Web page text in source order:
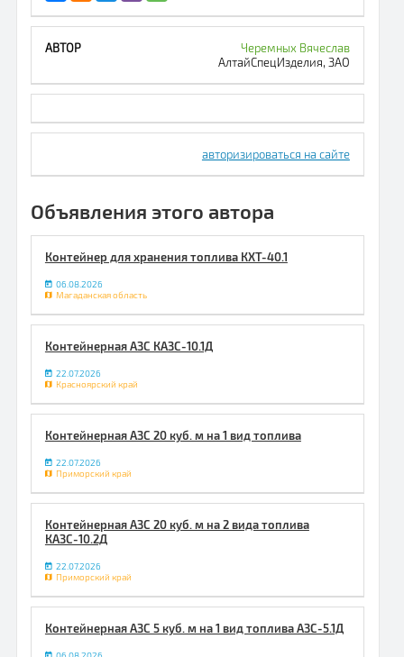
Черемных Вячеслав
АлтайСпецИзделия, ЗАО
авторизироваться на сайте
Объявления этого автора
Контейнер для хранения топлива КХТ-40.1
06.08.2026
Магаданская область
Контейнерная АЗС КАЗС-10.1Д
22.07.2026
Красноярский край
Контейнерная АЗС 20 куб. м на 1 вид топлива
22.07.2026
Приморский край
Контейнерная АЗС 20 куб. м на 2 вида топлива
КАЗС-10.2Д
22.07.2026
Приморский край
Контейнерная АЗС 5 куб. м на 1 вид топлива АЗС-5.1Д